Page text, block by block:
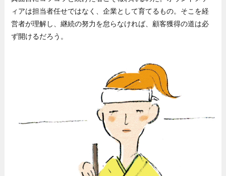
ィアは担当者任せではなく、企業として育てるもの。そこを経
営者が理解し、継続の努力を怠らなければ、顧客獲得の道は必
ず開けるだろう。